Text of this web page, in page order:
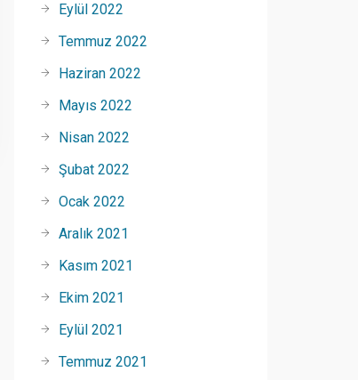
Eylül 2022
Temmuz 2022
Haziran 2022
Mayıs 2022
Nisan 2022
Şubat 2022
Ocak 2022
Aralık 2021
Kasım 2021
Ekim 2021
Eylül 2021
Temmuz 2021